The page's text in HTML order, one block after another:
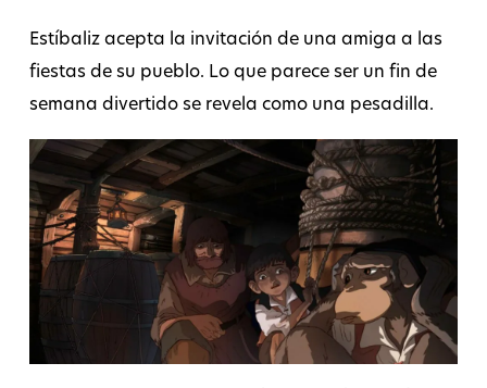
Estíbaliz acepta la invitación de una amiga a las
fiestas de su pueblo. Lo que parece ser un fin de
semana divertido se revela como una pesadilla.